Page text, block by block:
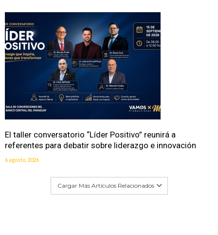
El taller conversatorio “Líder Positivo” reunirá a
referentes para debatir sobre liderazgo e innovación
6 agosto, 2026
Cargar Más Artículos Relacionados